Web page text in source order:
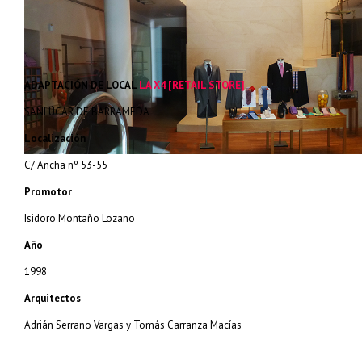
ADAPTACIÓN DE LOCAL LA X4 [RETAIL STORE]
SANLÚCAR DE BARRAMEDA
Localización
C/ Ancha nº 53-55
Promotor
Isidoro Montaño Lozano
Año
1998
Arquitectos
Adrián Serrano Vargas y Tomás Carranza Macías